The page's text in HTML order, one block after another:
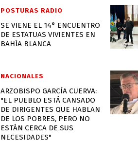
SE VIENE EL 14° ENCUENTRO
DE ESTATUAS VIVIENTES EN
BAHÍA BLANCA
POSTURAS RADIO
ARZOBISPO GARCÍA CUERVA:
"EL PUEBLO ESTÁ CANSADO
DE DIRIGENTES QUE HABLAN
DE LOS POBRES, PERO NO
ESTÁN CERCA DE SUS
NECESIDADES"
NACIONALES